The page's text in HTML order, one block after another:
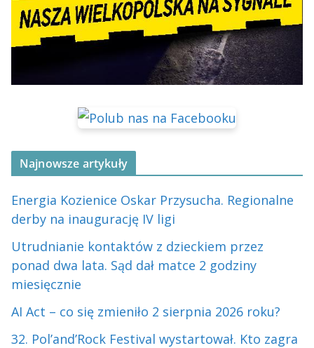
Najnowsze artykuły
Energia Kozienice Oskar Przysucha. Regionalne
derby na inaugurację IV ligi
Utrudnianie kontaktów z dzieckiem przez
ponad dwa lata. Sąd dał matce 2 godziny
miesięcznie
AI Act – co się zmieniło 2 sierpnia 2026 roku?
32. Pol’and’Rock Festival wystartował. Kto zagra